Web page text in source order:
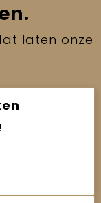
laten onze